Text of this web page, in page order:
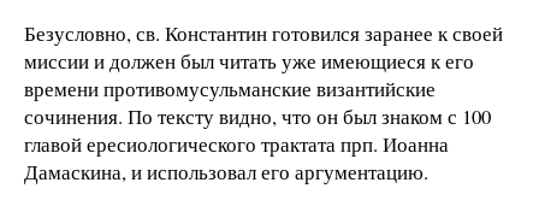
Безусловно, св. Константин готовился заранее к своей
миссии и должен был читать уже имеющиеся к его
времени противомусульманские византийские
сочинения. По тексту видно, что он был знаком с 100
главой ересиологического трактата прп. Иоанна
Дамаскина, и использовал его аргументацию.